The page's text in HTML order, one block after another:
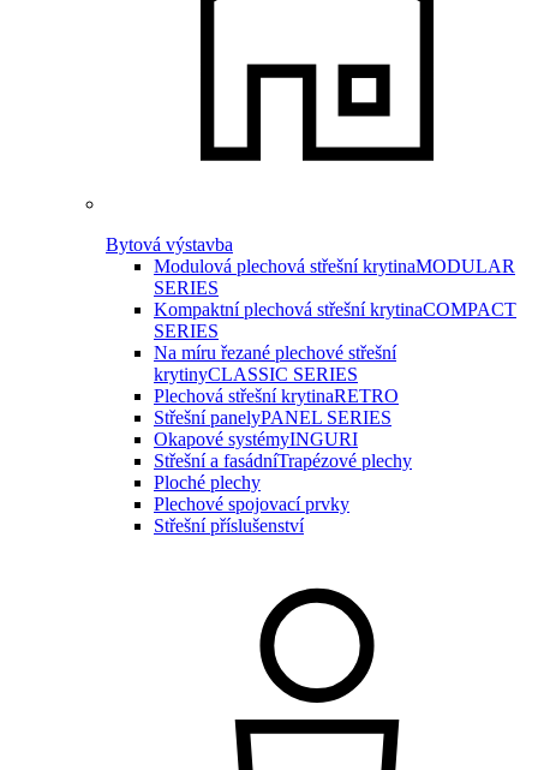
Bytová výstavba
Modulová plechová střešní krytinaMODULAR
SERIES
Kompaktní plechová střešní krytinaCOMPACT
SERIES
Na míru řezané plechové střešní
krytinyCLASSIC SERIES
Plechová střešní krytinaRETRO
Střešní panelyPANEL SERIES
Okapové systémyINGURI
Střešní a fasádníTrapézové plechy
Ploché plechy
Plechové spojovací prvky
Střešní příslušenství